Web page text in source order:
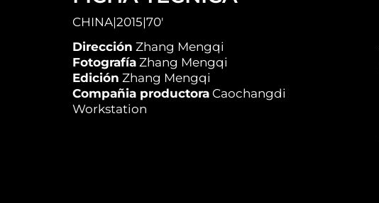
CHINA|2015|70'
Dirección Zhang Mengqi
Fotografía Zhang Mengqi
Edición Zhang Mengqi
Compañia productora Caochangdi
Workstation